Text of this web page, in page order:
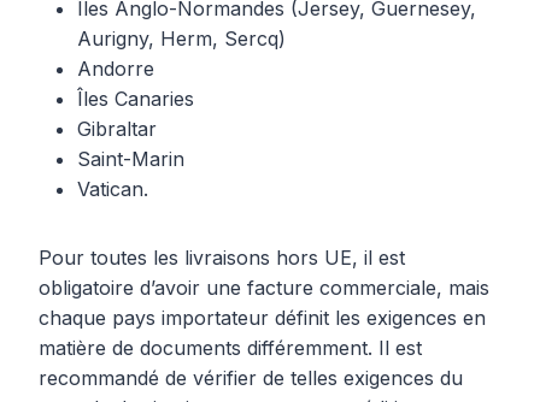
Îles Anglo-Normandes (Jersey, Guernesey,
Aurigny, Herm, Sercq)
Andorre
Îles Canaries
Gibraltar
Saint-Marin
Vatican.
Pour toutes les livraisons hors UE, il est
obligatoire d’avoir une facture commerciale, mais
chaque pays importateur définit les exigences en
matière de documents différemment. Il est
recommandé de vérifier de telles exigences du